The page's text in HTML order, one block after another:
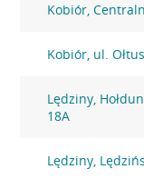
Kobiór,
Kobiór, ul.
Lędziny,
18A
Lędziny,